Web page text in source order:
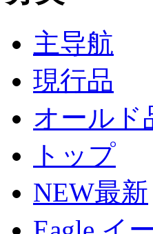
主导航
現行品
オールド
トップ
NEW最新